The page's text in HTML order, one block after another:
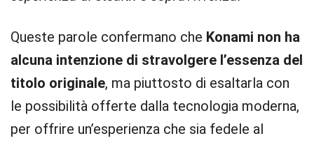
Queste parole confermano che Konami non ha
alcuna intenzione di stravolgere l’essenza del
titolo originale, ma piuttosto di esaltarla con
le possibilità offerte dalla tecnologia moderna,
per offrire un’esperienza che sia fedele al